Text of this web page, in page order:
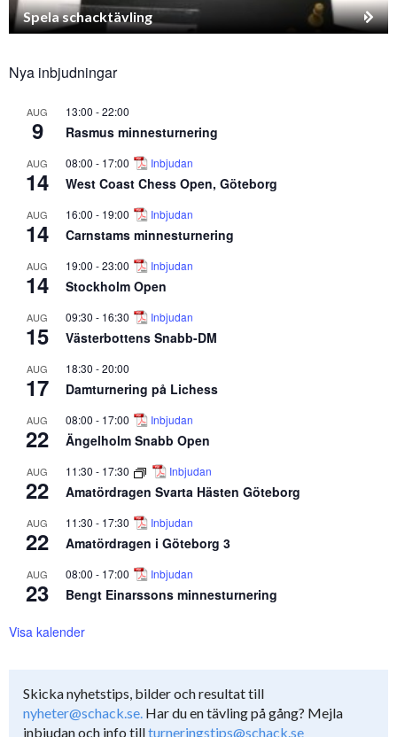
Spela schacktävling
Nya inbjudningar
AUG
9
13:00 -22:00
Rasmus minnesturnering
AUG
14
08:00 - 17:00 Inbjudan
West Coast Chess Open, Göteborg
AUG
14
16:00 - 19:00 Inbjudan
Carnstams minnesturnering
AUG
14
19:00 -23:00 Inbjudan
Stockholm Open
AUG
15
09:30 - 16:30 Inbjudan
Västerbottens Snabb-DM
AUG
17
18:30 -20:00
Damturnering på Lichess
AUG
22
08:00 - 17:00 Inbjudan
Ängelholm Snabb Open
AUG
22
11:30 - 17:30 Inbjudan
Amatördragen Svarta Hästen Göteborg
AUG
22
11:30 - 17:30 Inbjudan
Amatördragen i Göteborg 3
AUG
23
08:00 - 17:00 Inbjudan
Bengt Einarssons minnesturnering
Visa kalender
Skicka nyhetstips, bilder och resultat till
nyheter@schack.se. Har du en tävling på gång? Mejla
inbjudan och info tillturneringstips@schack.se